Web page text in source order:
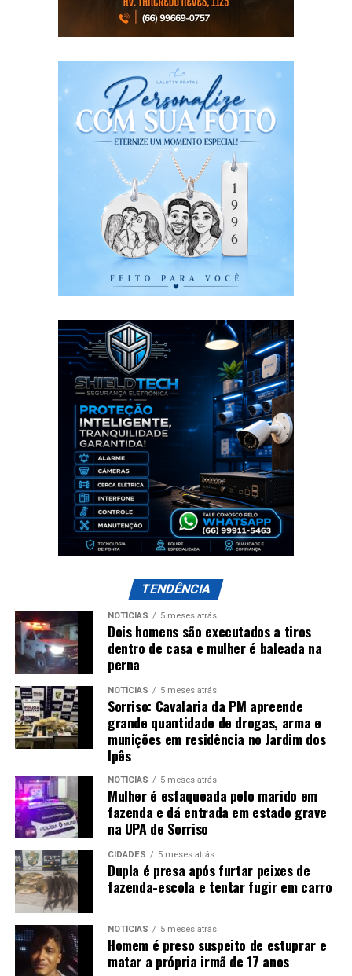
TENDÊNCIA
NOTÍCIAS 5 meses atrás
Dois homens são executados a tiros
dentro de casa e mulher é baleada na
perna
NOTÍCIAS 5 meses atrás
Sorriso: Cavalaria da PM apreende
grande quantidade de drogas, arma e
munições em residência no Jardim dos
Ipês
NOTÍCIAS 5 meses atrás
Mulher é esfaqueada pelo marido em
fazenda e dá entrada em estado grave
na UPA de Sorriso
CIDADES 5 meses atrás
Dupla é presa após furtar peixes de
fazenda-escola e tentar fugir em carro
NOTÍCIAS 5 meses atrás
Homem é preso suspeito de estuprar e
matar a própria irmã de 17 anos